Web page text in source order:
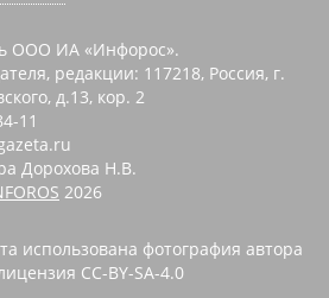
ООО ИА «Инфорос».
редакции: 117218, Россия, г.
д.13, кор. 2
11
Дорохова Н.В.
2026
использована фотография автора
CC-BY-SA-4.0